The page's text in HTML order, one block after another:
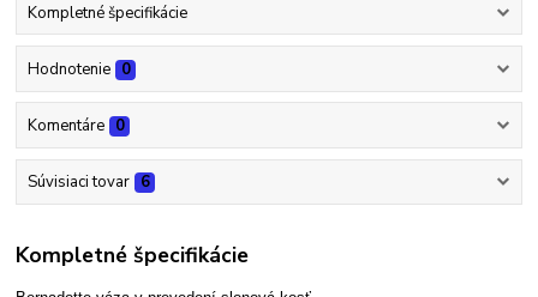
Kompletné špecifikácie
Hodnotenie 0
Komentáre 0
Súvisiaci tovar 6
Kompletné špecifikácie